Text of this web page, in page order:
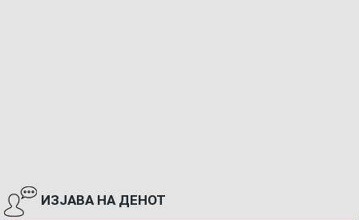
ИЗЈАВА НА ДЕНОТ